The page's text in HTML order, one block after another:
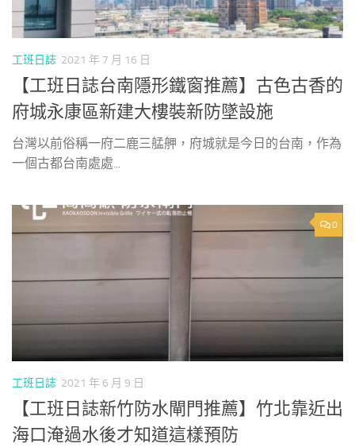
工班日誌 2021 年 7 月 16 日
【工班日誌台南隱形鐵窗推薦】古色古香的
府城永康區新建大樓裝新防墜設施
台灣以前俗稱一府二鹿三艋舺，府城就是今日的台南，作為
一個古都台南處處...
0
工班日誌 2021 年 6 月 9 日
【工班日誌新竹防水閘門推薦】竹北靠近出
海口淹過水後才知道這樣預防